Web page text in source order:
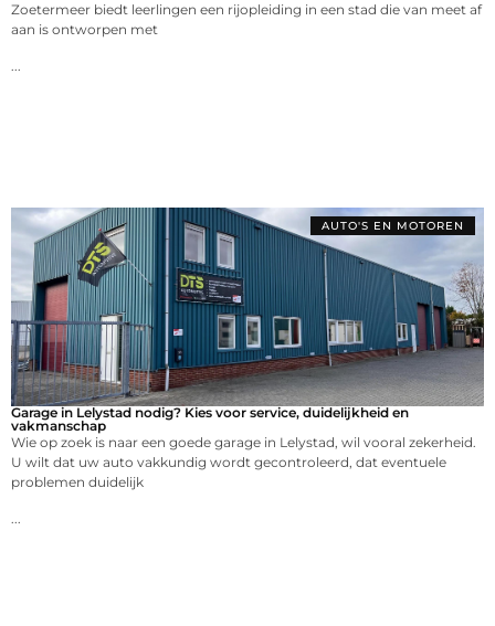
Zoetermeer biedt leerlingen een rijopleiding in een stad die van meet af
aan is ontworpen met
AUTO'S EN MOTOREN
Garage in Lelystad nodig? Kies voor service, duidelijkheid en
vakmanschap
Wie op zoek is naar een goede garage in Lelystad, wil vooral zekerheid.
U wilt dat uw auto vakkundig wordt gecontroleerd, dat eventuele
problemen duidelijk